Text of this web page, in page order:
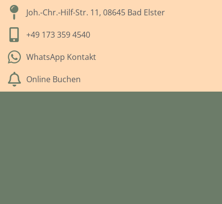
Joh.-Chr.-Hilf-Str. 11, 08645 Bad Elster
+49 173 359 4540
WhatsApp Kontakt
Online Buchen